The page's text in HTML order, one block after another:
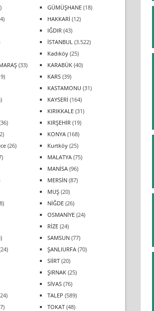
GÜMÜŞHANE (18)
HAKKARİ (12)
IĞDIR (43)
İSTANBUL (3.522)
Kadıköy (25)
(33) KARABÜK (40)
KARS (39)
KASTAMONU (31)
KAYSERİ (164)
KIRIKKALE (31)
KIRŞEHİR (19)
KONYA (168)
(26) Kurtköy (25)
MALATYA (75)
MANİSA (96)
MERSİN (87)
MUŞ (20)
NİĞDE (26)
OSMANİYE (24)
RİZE (24)
SAMSUN (77)
ŞANLIURFA (70)
SİİRT (20)
ŞIRNAK (25)
SİVAS (76)
TALEP (589)
TOKAT (48)